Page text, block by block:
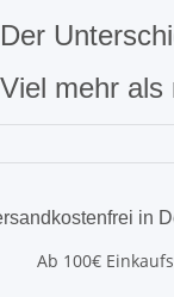
Der
Viel mehr als
in
Ab 100€